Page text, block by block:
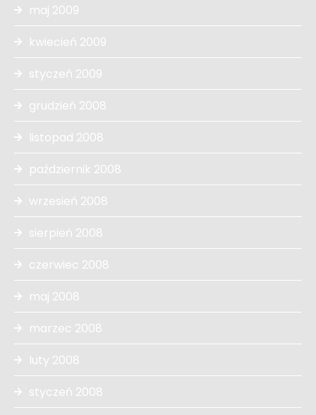
maj 2009
kwiecień 2009
styczeń 2009
grudzień 2008
listopad 2008
październik 2008
wrzesień 2008
sierpień 2008
czerwiec 2008
maj 2008
marzec 2008
luty 2008
styczeń 2008